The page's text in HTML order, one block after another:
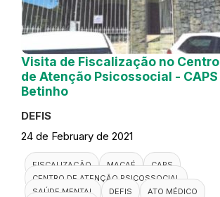
Visita de Fiscalização no Centro
de Atenção Psicossocial - CAPS
Betinho
DEFIS
24 de February de 2021
FISCALIZAÇÃO MACAÉ
CAPS
CENTRO DE ATENÇÃO PSICOSSOCIAL
SAÚDE MENTAL
DEFIS
ATO MÉDICO